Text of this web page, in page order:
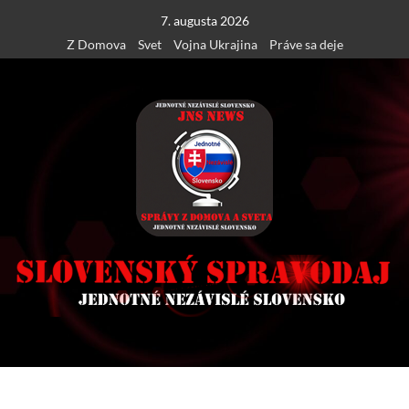
content
7. augusta 2026
Z Domova
Svet Vojna Ukrajina Práve sa deje